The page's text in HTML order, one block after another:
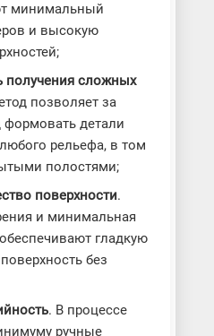
минимальный
и высокую
получения сложных
позволяет за
формовать детали
рельефа, в том
полостями;
поверхности.
и минимальная
гладкую
без
. В процессе
ручные